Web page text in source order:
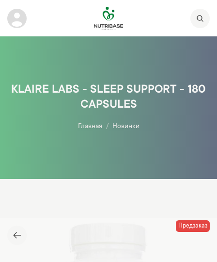
KLAIRE LABS - SLEEP SUPPORT - 180
CAPSULES
Главная Новинки
Предзаказ